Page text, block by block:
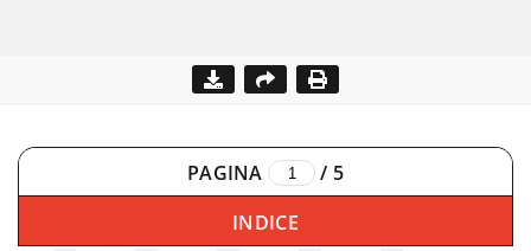
PAGINA / 5
INDICE